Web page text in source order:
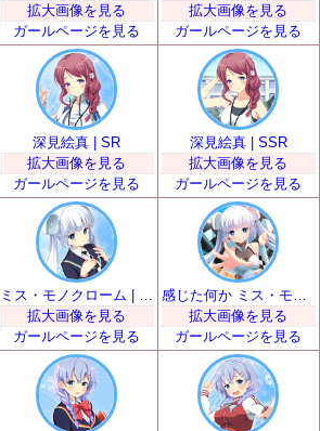
拡大画像を見る
ガールページを見る
拡大画像を見る
ガールページを見る
深見絵真 | SR
拡大画像を見る
ガールページを見る
深見絵真 | SSR
拡大画像を見る
ガールページを見る
拡大画像を見る
ガールページを見る
拡大画像を見る
ガールページを見る